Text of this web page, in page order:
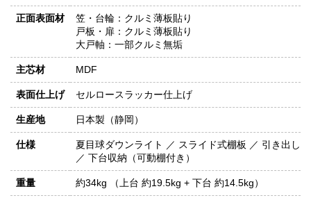
正面表面材
笠・台輪：クルミ薄板貼り
戸板・扉：クルミ薄板貼り
大戸軸：一部クルミ無垢
主芯材 MDF
表面仕上げ セルロースラッカー仕上げ
生産地 日本製（静岡）
仕様
夏目球ダウンライト ／ スライド式棚板 ／ 引き出し
／ 下台収納（可動棚付き）
重量 約34kg （上台 約19.5kg + 下台 約14.5kg）